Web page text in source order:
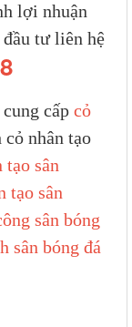
lợi nhuận
tư liên hệ
cấp cỏ
nhân tạo
tạo sân
tạo sân
sân bóng
sân bóng đá